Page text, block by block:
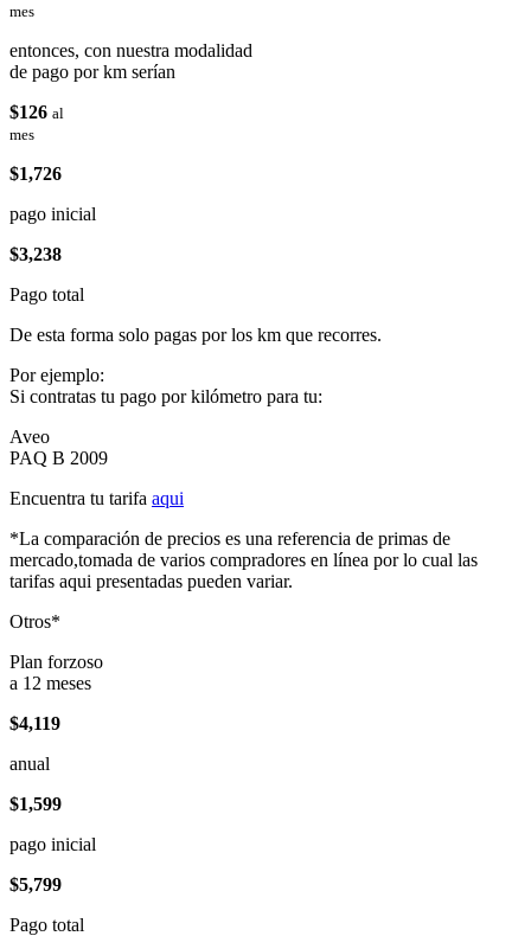
mes
entonces, con nuestra modalidad
de pago por km serían
$126 al
mes
$1,726
pago inicial
$3,238
Pago total
De esta forma solo pagas por los km que recorres.
Por ejemplo:
Si contratas tu pago por kilómetro para tu:
Aveo
PAQ B 2009
Encuentra tu tarifa aqui
*La comparación de precios es una referencia de primas de
mercado,tomada de varios compradores en línea por lo cual las
tarifas aqui presentadas pueden variar.
Otros*
Plan forzoso
a 12 meses
$4,119
anual
$1,599
pago inicial
$5,799
Pago total